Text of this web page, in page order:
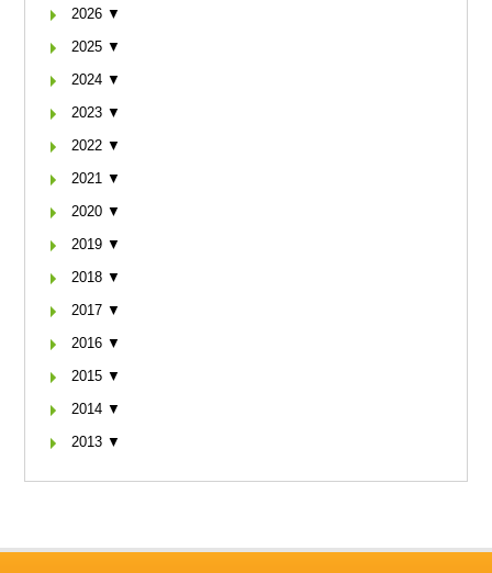
2026 ▼
2025 ▼
2024 ▼
2023 ▼
2022 ▼
2021 ▼
2020 ▼
2019 ▼
2018 ▼
2017 ▼
2016 ▼
2015 ▼
2014 ▼
2013 ▼